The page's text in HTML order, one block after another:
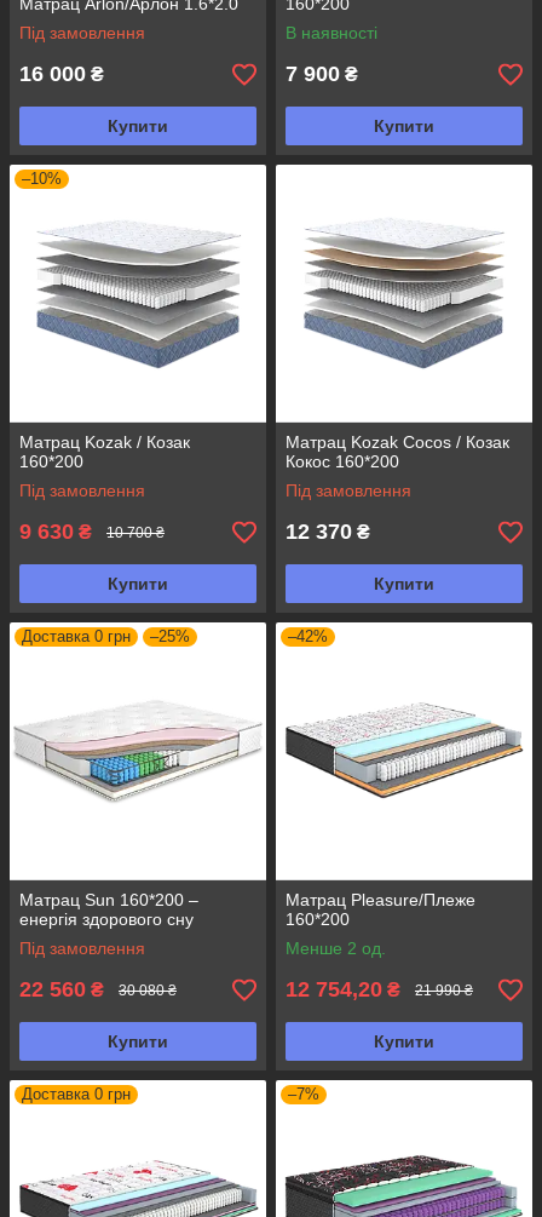
Під замовлення
16 000 ₴
Купити
В наявності
7 900 ₴
Купити
–10%
Матрац Kozak / Козак
160*200
Під замовлення
9 630 ₴ 10 700 ₴
Купити
Матрац Kozak Cocos / Козак
Кокос 160*200
Під замовлення
12 370 ₴
Купити
Доставка 0 грн –25%
Матрац Sun 160*200 –
енергія здорового сну
Під замовлення
22 560 ₴ 30 080 ₴
Купити
–42%
Матрац Pleasure/Плеже
160*200
Менше 2 од.
12 754,20 ₴ 21 990 ₴
Купити
Доставка 0 грн –7%